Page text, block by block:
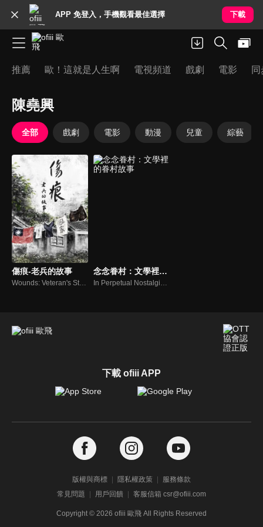
APP 免登入，手機觀看最佳選擇 下載
推薦 歐！這就是人生啊 電視頻道 戲劇 電影
陳堯興
全部 戲劇 電影 動漫 兒童 綜藝
傷痕-老兵的故事
Wounds: Veteran's Stories
念念眷村：文學裡的眷村故事
In Perpetual Nostalgia: Tales of the Military Dependents' Villages in Literature
下載 ofiii APP
版權與商標 隱私權政策
服務條款
常見問題
用戶回饋 客服信箱 csr@ofiii.com
Copyright © 2026 ofiii 歐飛 All Rights Reserved